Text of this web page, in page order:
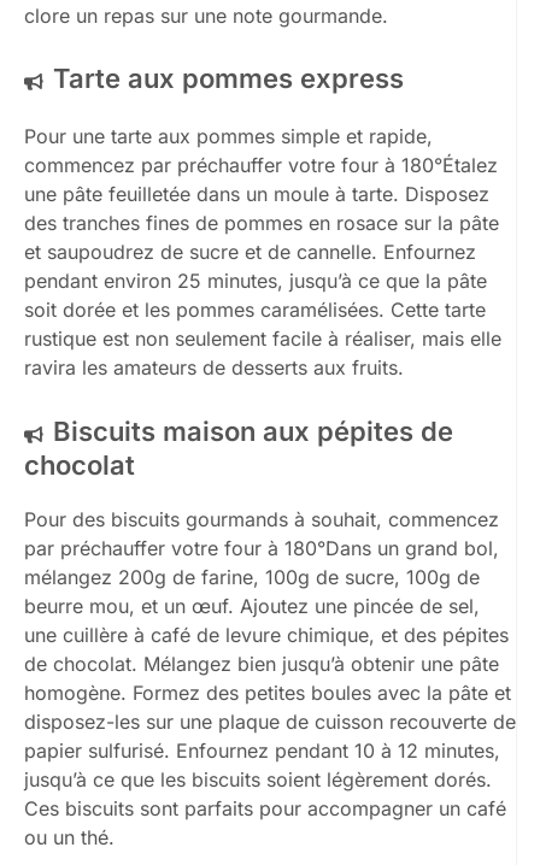
clore un repas sur une note gourmande.
Tarte aux pommes express
Pour une tarte aux pommes simple et rapide,
commencez par préchauffer votre four à 180°Étalez
une pâte feuilletée dans un moule à tarte. Disposez
des tranches fines de pommes en rosace sur la pâte
et saupoudrez de sucre et de cannelle. Enfournez
pendant environ 25 minutes, jusqu’à ce que la pâte
soit dorée et les pommes caramélisées. Cette tarte
rustique est non seulement facile à réaliser, mais elle
ravira les amateurs de desserts aux fruits.
Biscuits maison aux pépites de
chocolat
Pour des biscuits gourmands à souhait, commencez
par préchauffer votre four à 180°Dans un grand bol,
mélangez 200g de farine, 100g de sucre, 100g de
beurre mou, et un œuf. Ajoutez une pincée de sel,
une cuillère à café de levure chimique, et des pépites
de chocolat. Mélangez bien jusqu’à obtenir une pâte
homogène. Formez des petites boules avec la pâte et
disposez-les sur une plaque de cuisson recouverte de
papier sulfurisé. Enfournez pendant 10 à 12 minutes,
jusqu’à ce que les biscuits soient légèrement dorés.
Ces biscuits sont parfaits pour accompagner un café
ou un thé.